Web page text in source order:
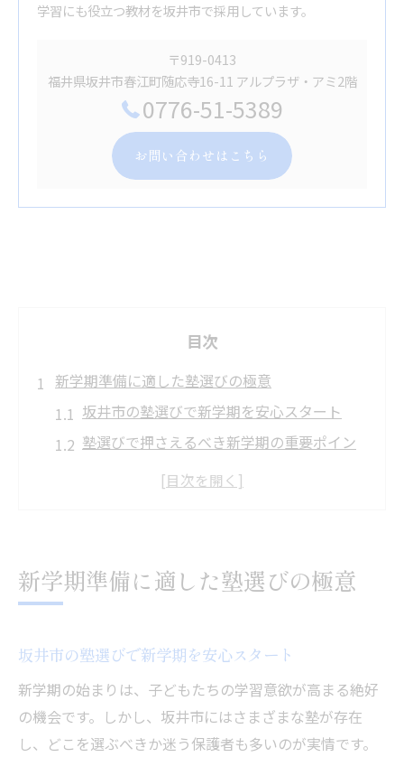
学習にも役立つ教材を坂井市で採用しています。
〒919-0413
福井県坂井市春江町随応寺16-11 アルプラザ・アミ2階
0776-51-5389
お問い合わせはこちら
目次
新学期準備に適した塾選びの極意
坂井市の塾選びで新学期を安心スタート
塾選びで押さえるべき新学期の重要ポイン
塾を通じた学力向上の秘訣は何か
法
坂井市の塾が実践する学力アップのコツ
新学期に差がつく塾の学習サイクルとは
塾で身につける自発的学習の重要性
新学期準備に適した塾選びの極意
坂井市の塾選びで新学期を安心スタート
新学期の始まりは、子どもたちの学習意欲が高まる絶好
の機会です。しかし、坂井市にはさまざまな塾が存在
し、どこを選ぶべきか迷う保護者も多いのが実情です。